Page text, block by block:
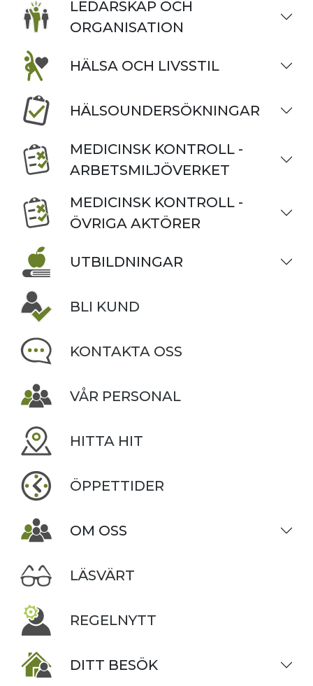
LEDARSKAP OCH
ORGANISATION
HÄLSA OCH LIVSSTIL
HÄLSOUNDERSÖKNINGAR
MEDICINSK KONTROLL -
ARBETSMILJÖVERKET
MEDICINSK KONTROLL -
ÖVRIGA AKTÖRER
UTBILDNINGAR
BLI KUND
KONTAKTA OSS
VÅR PERSONAL
HITTA HIT
ÖPPETTIDER
OM OSS
LÄSVÄRT
REGELNYTT
DITT BESÖK